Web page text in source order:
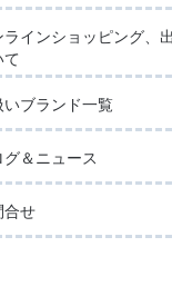
ラインショッピング、
て
いブランド一覧
グ＆ニュース
合せ